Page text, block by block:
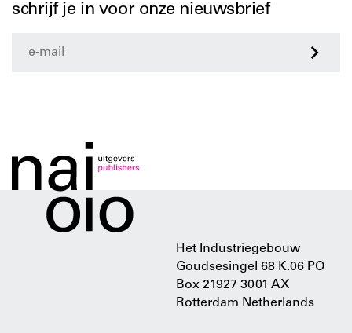
schrijf je in voor onze nieuwsbrief
Het Industriegebouw
Goudsesingel 68 K.06 PO
Box 21927 3001 AX
Rotterdam Netherlands